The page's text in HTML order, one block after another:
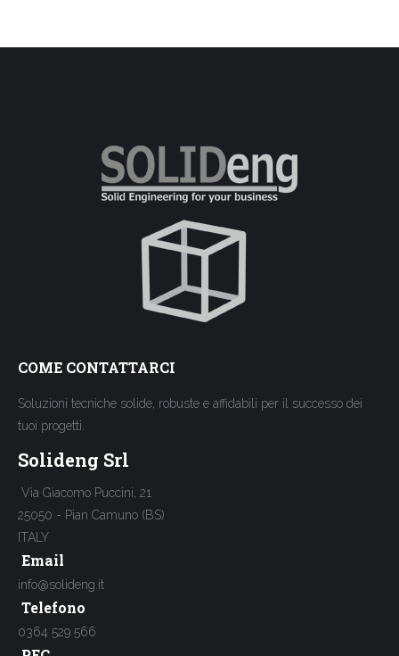
COME CONTATTARCI
Soluzioni tecniche solide, robuste e affidabili per il successo dei
tuoi progetti.
Solideng Srl
Via Giacomo Puccini, 21
25050 - Pian Camuno (BS)
ITALY
Email
info@solideng.it
Telefono
0364 529 566